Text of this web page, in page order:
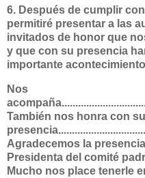
6. Después de cumplir
permitiré presentar a las
invitados de honor que
y que con su presencia
importante
Nos
También nos honra con su
Agradecemos la presencia
Presidenta del comité
Mucho nos place tenerle